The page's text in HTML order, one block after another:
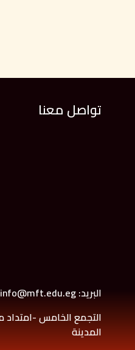
تواصل معنا
البريد: info@mft.edu.eg
التجمع الخامس -امتداد
المدينة